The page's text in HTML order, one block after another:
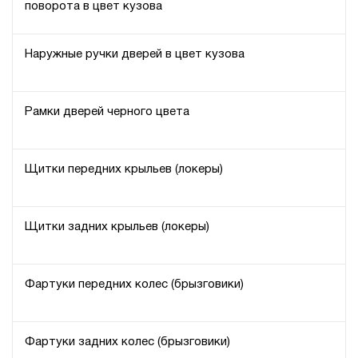
поворота в цвет кузова
Наружные ручки дверей в цвет кузова
Рамки дверей черного цвета
Щитки передних крыльев (локеры)
Щитки задних крыльев (локеры)
Фартуки передних колес (брызговики)
Фартуки задних колес (брызговики)